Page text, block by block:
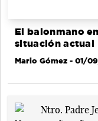
El balonmano
situación actual
Mario Gómez - 01/